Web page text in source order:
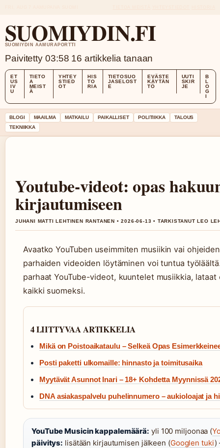
SUOMIYDIN.FI
SUOMIYDIN AAMURAPORTTI
Paivitetty 03:58 16 artikkelia tanaan
ET
US
IV
U
TIETO
A
MEIST
Ä
YHTEY
STIED
OT
HIS
TO
RIA
TIETOSUO
JASELOST
E
EVÄSTE
KÄYTÄN
TÖ
UUTI
SKIR
JE
B
L
O
G
I
BLOGI MAAILMA MATKAILU PAIKALLISET POLITIIKKA
TALOUS
TEKNIIKKA
Youtube-videot: opas
kirjautumiseen
JUHANI MATTI LEHTINEN RANTANEN • 2026-06-13 • TARKISTANUT LEO
Avaatko YouTuben useimmiten musiikin vai
parhaiden videoiden löytäminen voi tuntua
parhaat YouTube-videot, kuuntelet musiikkia,
kaikki suomeksi.
4 LIITTYVAA ARTIKKELIA
Mikä on Poistoaikataulu – Selkeä Opas
Posti paketti ulkomaille: hinnasto ja toimitusaika
Myytävät Asunnot Inari – 18+ Kohdetta Myynnissä
DNA asiakaspalvelu puhelinnumero – aukioloajat ja
YouTube Musicin kappalemäärä: yli 100 miljoonaa (
päivitys: lisätään kirjautumisen jälkeen (Googlen tuki)